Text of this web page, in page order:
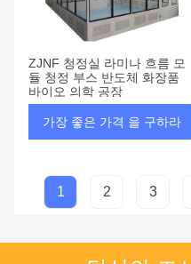
ZJNF 청정실 라미나 흐름 모
듈 청정 부스 반도체 화장품
바이오 의학 공장
가장 좋은 가격 을 구하라
1 2 3